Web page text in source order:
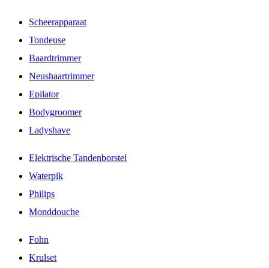
Scheerapparaat
Tondeuse
Baardtrimmer
Neushaartrimmer
Epilator
Bodygroomer
Ladyshave
Elektrische Tandenborstel
Waterpik
Philips
Monddouche
Fohn
Krulset